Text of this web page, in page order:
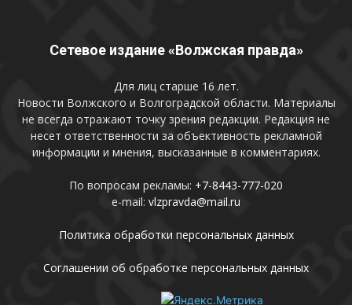
Сетевое издание «Волжская правда»
Для лиц старше 16 лет.
Новости Волжского и Волгоградской области. Материалы
не всегда отражают точку зрения редакции. Редакция не
несет ответственности за объективность рекламной
информации и мнения, высказанные в комментариях.
По вопросам рекламы: +7-8443-777-020
e-mail: vlzpravda@mail.ru
Политика обработки персональных данных
Соглашении об обработке персональных данных